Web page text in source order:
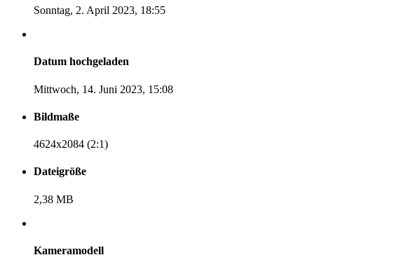
Sonntag, 2. April 2023, 18:55
Datum hochgeladen
Mittwoch, 14. Juni 2023, 15:08
Bildmaße
4624x2084 (2:1)
Dateigröße
2,38 MB
Kameramodell